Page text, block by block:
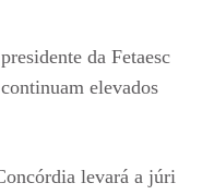
da Fetaesc
elevados
levará a júri